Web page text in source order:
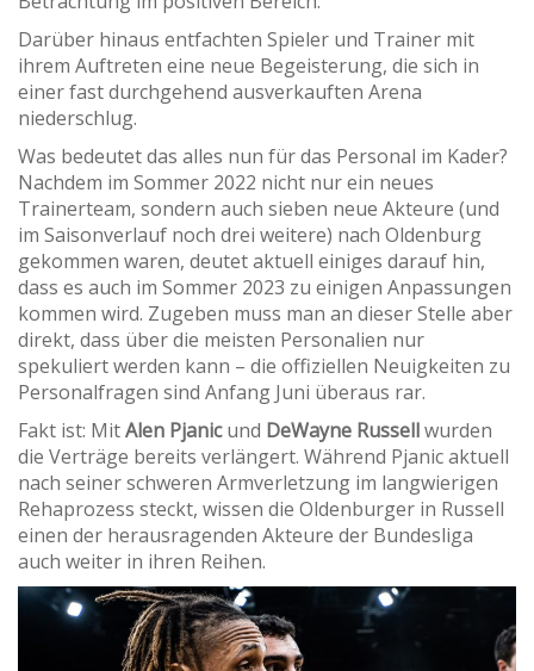
Darüber hinaus entfachten Spieler und Trainer mit
ihrem Auftreten eine neue Begeisterung, die sich in
einer fast durchgehend ausverkauften Arena
niederschlug.
Was bedeutet das alles nun für das Personal im Kader?
Nachdem im Sommer 2022 nicht nur ein neues
Trainerteam, sondern auch sieben neue Akteure (und
im Saisonverlauf noch drei weitere) nach Oldenburg
gekommen waren, deutet aktuell einiges darauf hin,
dass es auch im Sommer 2023 zu einigen Anpassungen
kommen wird. Zugeben muss man an dieser Stelle aber
direkt, dass über die meisten Personalien nur
spekuliert werden kann – die offiziellen Neuigkeiten zu
Personalfragen sind Anfang Juni überaus rar.
Fakt ist: MitAlen Pjanicund DeWayne Russellwurden
die Verträge bereits verlängert. Während Pjanic aktuell
nach seiner schweren Armverletzung im langwierigen
Rehaprozess steckt, wissen die Oldenburger in Russell
einen der herausragenden Akteure der Bundesliga
auch weiter in ihren Reihen.